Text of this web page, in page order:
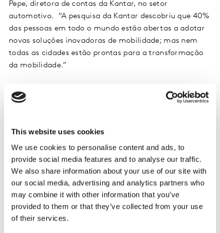
This website uses cookies
We use cookies to personalise content and ads, to
provide social media features and to analyse our traffic.
We also share information about your use of our site with
our social media, advertising and analytics partners who
may combine it with other information that you’ve
provided to them or that they’ve collected from your use
of their services.
Pepe, diretora de contas da Kantar, no setor
automotivo. “A pesquisa da Kantar descobriu que 40%
das pessoas em todo o mundo estão abertas a adotar
novas soluções inovadoras de mobilidade; mas nem
todas as cidades estão prontas para a transformação
da mobilidade.”
São Paulo terá uma queda de 28% no uso de carros
nos próximos 10 anos
eficiência. Mas, embora atualmente o transporte
público represente uma parcela significativa das
viagens, o sistema de transporte está superlotado,
atrasado e com pouca conexão. Portanto, não é
surpresa que mais pessoas se voltem para andar de
bicicleta e caminhar sempre que possível.